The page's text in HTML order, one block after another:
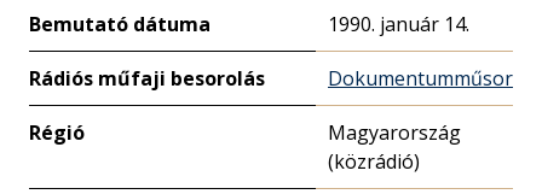
Bemutató dátuma 1990. január 14.
Rádiós műfaji besorolás Dokumentumműsor
Régió
Magyarország
(közrádió)